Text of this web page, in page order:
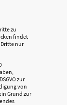
zu
findet
nur
zur
von
Grund zur